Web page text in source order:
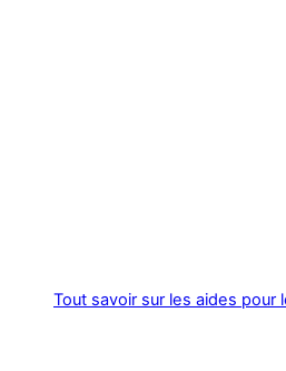
Tout savoir sur les aides pour